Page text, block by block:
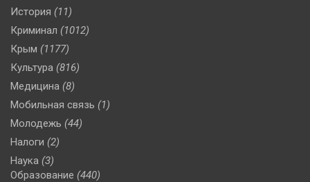
История (11)
Криминал (1012)
Крым (1177)
Культура (816)
Медицина (8)
Мобильная связь (1)
Молодежь (44)
Налоги (2)
Наука (3)
Образование (440)